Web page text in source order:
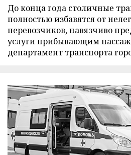
До конца года столичные
полностью избавятся от
перевозчиков, навязчиво
услуги прибывающим
департамент транспорта